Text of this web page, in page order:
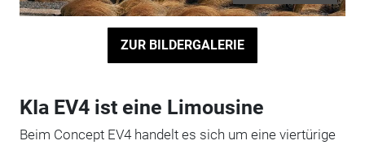
ZUR BILDERGALERIE
KIa EV4 ist eine Limousine
Beim Concept EV4 handelt es sich um eine viertürige